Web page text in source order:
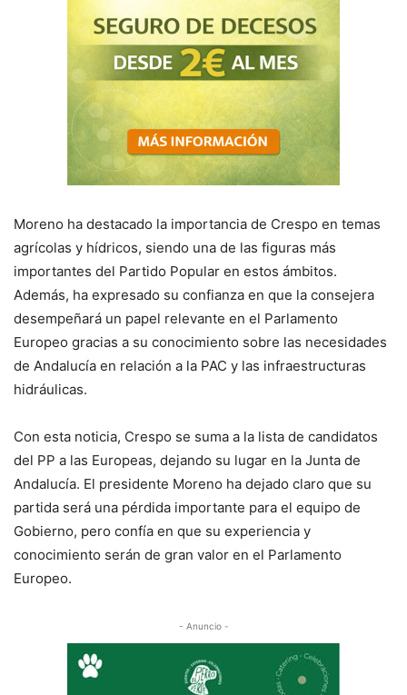
Moreno ha destacado la importancia de Crespo en temas
agrícolas y hídricos, siendo una de las figuras más
importantes del Partido Popular en estos ámbitos.
Además, ha expresado su confianza en que la consejera
desempeñará un papel relevante en el Parlamento
Europeo gracias a su conocimiento sobre las necesidades
de Andalucía en relación a la PAC y las infraestructuras
hidráulicas.
Con esta noticia, Crespo se suma a la lista de candidatos
del PP a las Europeas, dejando su lugar en la Junta de
Andalucía. El presidente Moreno ha dejado claro que su
partida será una pérdida importante para el equipo de
Gobierno, pero confía en que su experiencia y
conocimiento serán de gran valor en el Parlamento
Europeo.
- Anuncio -